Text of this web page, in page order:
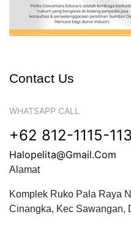
Contact Us
WHATSAPP CALL
+62 812-1115-
Halopelita@gmail.com
Alamat
Komplek Ruko Pala Raya
Cinangka, Kec Sawangan,